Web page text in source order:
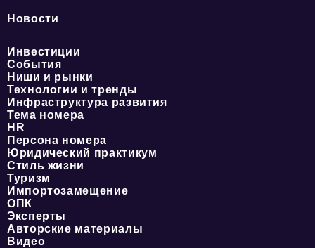
Новости
Инвестиции
События
Ниши и рынки
Технологии и тренды
Инфраструктура развития
Тема номера
HR
Персона номера
Юридический практикум
Стиль жизни
Туризм
Импортозамещение
ОПК
Эксперты
Авторские материалы
Видео